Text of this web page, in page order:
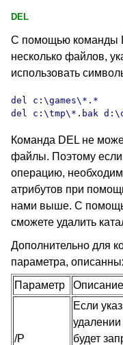
DEL
С помощью команды
несколько файлов,
использовать
del c:\games\*.*
del c:\tmp\*.bak
Команда DEL не
файлы. Поэтому
операцию,
атрибутов при
нами выше. С
сможете удалить
Дополнительно для
параметра,
Параметр
Описание
/P
Если
будет